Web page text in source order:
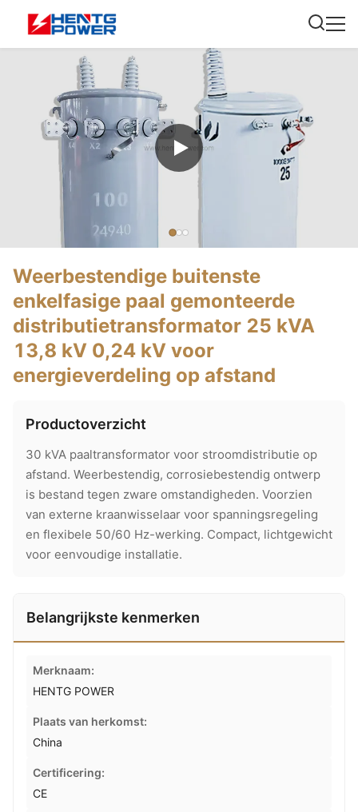
Weerbestendige buitenste
enkelfasige paal gemonteerde
distributietransformator 25 kVA
13,8 kV 0,24 kV voor
energieverdeling op afstand
Productoverzicht
30 kVA paaltransformator voor stroomdistributie op
afstand. Weerbestendig, corrosiebestendig ontwerp
is bestand tegen zware omstandigheden. Voorzien
van externe kraanwisselaar voor spanningsregeling
en flexibele 50/60 Hz-werking. Compact, lichtgewicht
voor eenvoudige installatie.
Belangrijkste kenmerken
Merknaam:
HENTG POWER
Plaats van herkomst:
China
Certificering:
CE